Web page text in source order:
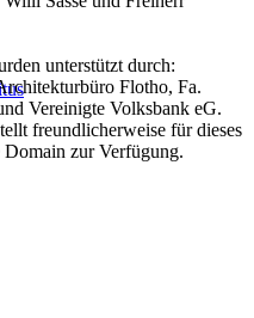
unterstützt durch:
Flotho, Fa.
Vereinigte Volksbank eG.
freundlicherweise für dieses
Domain zur Verfügung.